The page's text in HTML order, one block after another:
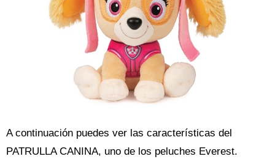
A continuación puedes ver las características del
PATRULLA CANINA, uno de los peluches Everest.